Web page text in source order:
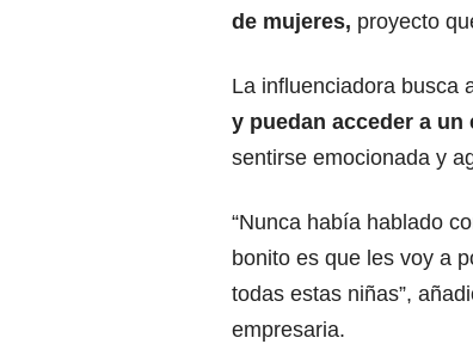
de mujeres, proyecto
La influenciadora busca
y puedan acceder a
sentirse emocionada y
“Nunca había hablado
bonito es que les voy a
todas estas niñas”,
empresaria.